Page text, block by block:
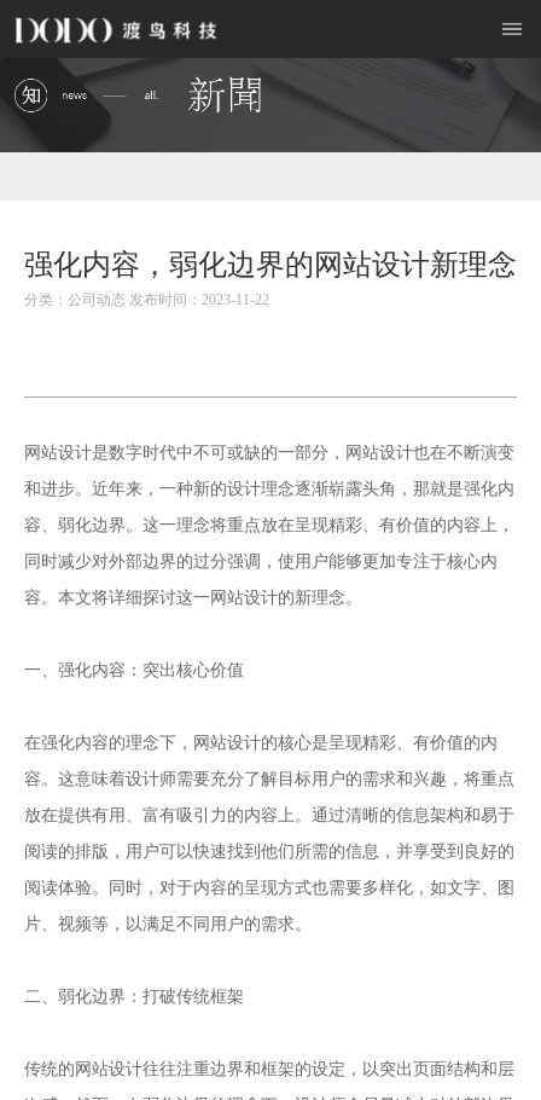
强化内容，弱化边界的网站设计新理念
分类：公司动态 发布时间：2023-11-22
网站设计是数字时代中不可或缺的一部分，网站设计也在不断演变
和进步。近年来，一种新的设计理念逐渐崭露头角，那就是强化内
容、弱化边界。这一理念将重点放在呈现精彩、有价值的内容上，
同时减少对外部边界的过分强调，使用户能够更加专注于核心内
容。本文将详细探讨这一网站设计的新理念。
一、强化内容：突出核心价值
在强化内容的理念下，网站设计的核心是呈现精彩、有价值的内
容。这意味着设计师需要充分了解目标用户的需求和兴趣，将重点
放在提供有用、富有吸引力的内容上。通过清晰的信息架构和易于
阅读的排版，用户可以快速找到他们所需的信息，并享受到良好的
阅读体验。同时，对于内容的呈现方式也需要多样化，如文字、图
片、视频等，以满足不同用户的需求。
二、弱化边界：打破传统框架
传统的网站设计往往注重边界和框架的设定，以突出页面结构和层